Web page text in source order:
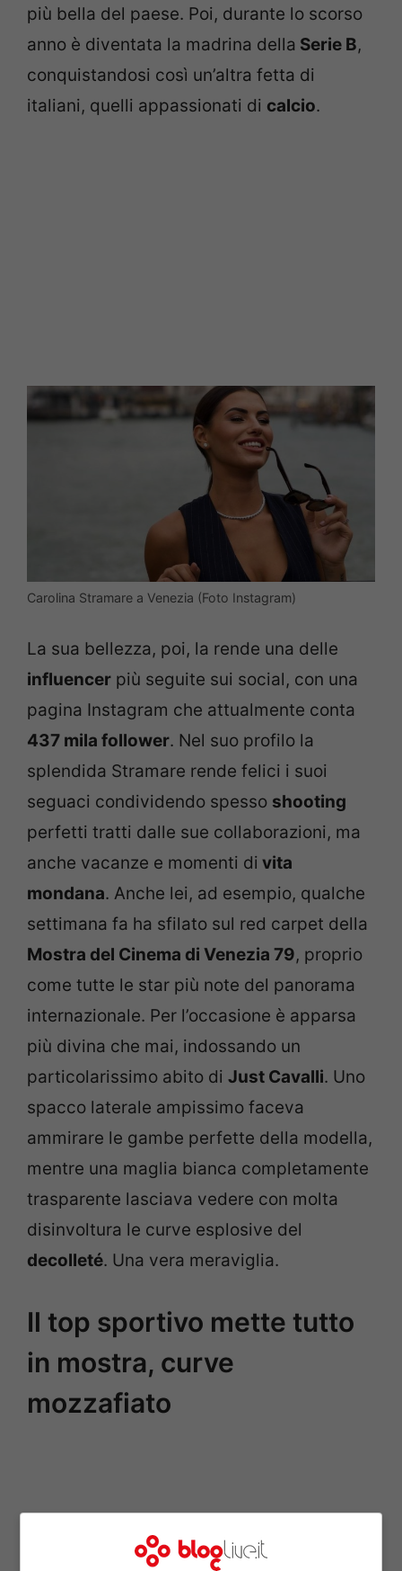
più bella del paese. Poi, durante lo scorso
anno è diventata la madrina della Serie B,
conquistandosi così un’altra fetta di
italiani, quelli appassionati di calcio.
Carolina Stramare a Venezia (Foto Instagram)
La sua bellezza, poi, la rende una delle
influencer più seguite sui social, con una
pagina Instagram che attualmente conta
437 mila follower. Nel suo profilo la
splendida Stramare rende felici i suoi
seguaci condividendo spesso shooting
perfetti tratti dalle sue collaborazioni, ma
anche vacanze e momenti di vita
mondana. Anche lei, ad esempio, qualche
settimana fa ha sfilato sul red carpet della
Mostra del Cinema di Venezia 79, proprio
come tutte le star più note del panorama
internazionale. Per l’occasione è apparsa
più divina che mai, indossando un
particolarissimo abito di Just Cavalli. Uno
spacco laterale ampissimo faceva
ammirare le gambe perfette della modella,
mentre una maglia bianca completamente
trasparente lasciava vedere con molta
disinvoltura le curve esplosive del
decolleté. Una vera meraviglia.
Il top sportivo mette tutto
in mostra, curve
mozzafiato